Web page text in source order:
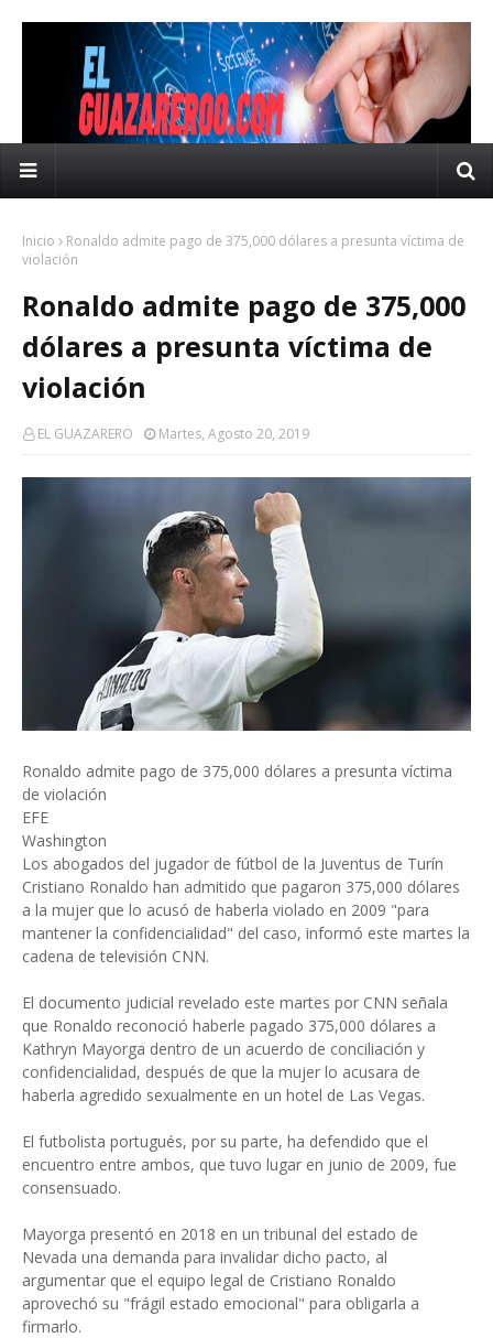
Inicio
Ronaldo admite pago de 375,000 dólares a presunta víctima de
violación
Ronaldo admite pago de 375,000
dólares a presunta víctima de
violación
EL GUAZARERO Martes, Agosto 20, 2019
Ronaldo admite pago de 375,000 dólares a presunta víctima
de violación
EFE
Washington
Los abogados del jugador de fútbol de la Juventus de Turín
Cristiano Ronaldo han admitido que pagaron 375,000 dólares
a la mujer que lo acusó de haberla violado en 2009 "para
mantener la confidencialidad" del caso, informó este martes la
cadena de televisión CNN.
El documento judicial revelado este martes por CNN señala
que Ronaldo reconoció haberle pagado 375,000 dólares a
Kathryn Mayorga dentro de un acuerdo de conciliación y
confidencialidad, después de que la mujer lo acusara de
haberla agredido sexualmente en un hotel de Las Vegas.
El futbolista portugués, por su parte, ha defendido que el
encuentro entre ambos, que tuvo lugar en junio de 2009, fue
consensuado.
Mayorga presentó en 2018 en un tribunal del estado de
Nevada una demanda para invalidar dicho pacto, al
argumentar que el equipo legal de Cristiano Ronaldo
aprovechó su "frágil estado emocional" para obligarla a
firmarlo.